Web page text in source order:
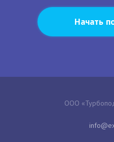
Начать
ООО